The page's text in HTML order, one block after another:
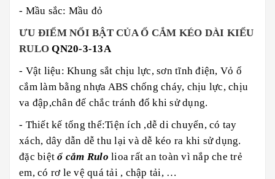
- Mầu sắc: Mầu đỏ
ƯU ĐIỂM NỔI BẬT CỦA Ổ CẮM KÉO DÀI KIỂU
RULOQN20-3-13A
- Vật liệu: Khung sắt chịu lực, sơn tĩnh điện, Vỏ ổ
cắm làm bằng nhựa ABS chống cháy, chịu lực, chịu
va đập,chân đế chắc tránh đổ khi sử dụng.
- Thiết kế tổng thể:Tiện ích ,dễ di chuyển, có tay
xách, dây dẫn dễ thu lại và dễ kéo ra khi sử dụng.
đặc biệtổ cắm Rulo lioa rất an toàn vì nắp che trẻ
em, có rơ le vệ quá tải , chập tải, …